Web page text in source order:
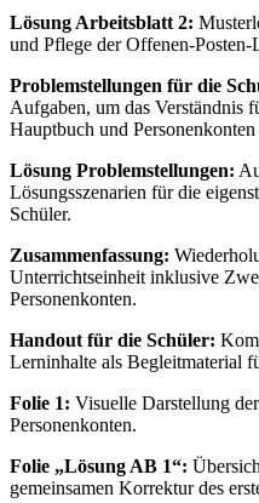
Lösung Arbeitsblatt 2:
und Pflege der Offenen-Posten-
Problemstellungen für die
Aufgaben, um das Verständnis
Hauptbuch und
Lösung Problemstellungen:
Lösungsszenarien für die
Schüler.
Zusammenfassung:
Unterrichtseinheit inklusive
Personenkonten.
Handout für die Schüler:
Lerninhalte als Begleitmaterial
Folie 1: Visuelle Darstellung
Personenkonten.
Folie „Lösung AB 1“:
gemeinsamen Korrektur des